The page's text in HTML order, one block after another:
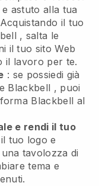
astuto alla tua
Acquistando il tuo
, salta le
il tuo sito Web
il lavoro per te.
: se possiedi già
Blackbell , puoi
Blackbell al
e rendi il tuo
tuo logo e
tavolozza di
tema e